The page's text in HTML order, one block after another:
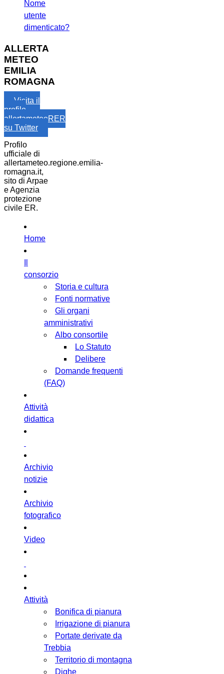
Nome
utente
dimenticato?
ALLERTA
METEO
EMILIA
ROMAGNA
Visita il
profilo
allertameteoRER
su Twitter
Profilo
ufficiale di
allertameteo.regione.emilia-
romagna.it,
sito di Arpae
e Agenzia
protezione
civile ER.
Home
consorzio
Storia e cultura
Fonti normative
Gli organi
amministrativi
Albo consortile
Lo Statuto
Delibere
Domande frequenti
(FAQ)
Attività
didattica
Archivio
notizie
Archivio
fotografico
Video
Attività
Bonifica di pianura
Irrigazione di pianura
Portate derivate da
Trebbia
Territorio di montagna
Dighe